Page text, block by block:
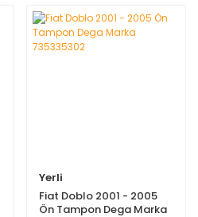
Yerli
Fiat Doblo 2001 - 2005
Ön Tampon Dega Marka